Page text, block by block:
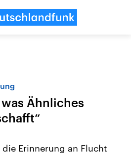
Ähnliches
Erinnerung an Flucht